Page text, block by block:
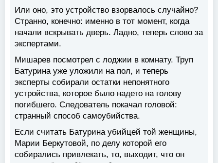
Или оно, это устройство взорвалось случайно?
Странно, конечно: именно в тот момент, когда
начали вскрывать дверь. Ладно, теперь слово за
экспертами.
Мишарев посмотрел с лоджии в комнату. Труп
Батурина уже уложили на пол, и теперь
эксперты собирали остатки непонятного
устройства, которое было надето на голову
погибшего. Следователь покачал головой:
странный способ самоубийства.
Если считать Батурина убийцей той женщины,
Марии Беркутовой, по делу которой его
собирались привлекать, то, выходит, что он